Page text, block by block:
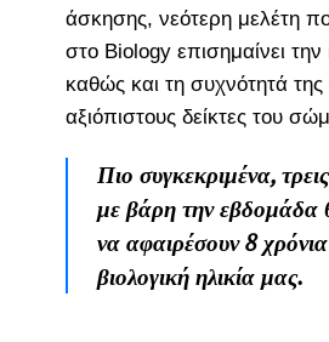
άσκησης, νεότερη μελέτη
στο Biology επισημαίνει
καθώς και τη συχνότητά της
αξιόπιστους δείκτες του
Πιο συγκεκριμένα,
με βάρη την εβδομάδα
να αφαιρέσουν 8
βιολογική ηλικία μας.